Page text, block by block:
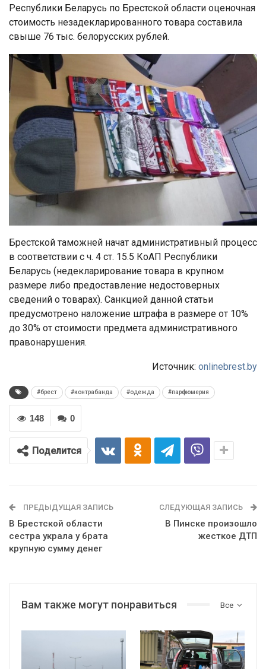
Республики Беларусь по Брестской области оценочная
стоимость незадекларированного товара составила
свыше 76 тыс. белорусских рублей.
Брестской таможней начат административный процесс
в соответствии с ч. 4 ст. 15.5 КоАП Республики
Беларусь (недекларирование товара в крупном
размере либо предоставление недостоверных
сведений о товарах). Санкцией данной статьи
предусмотрено наложение штрафа в размере от 10%
до 30% от стоимости предмета административного
правонарушения.
Источник: onlinebrest.by
#брест #контрабанда #одежда #парфюмерия
0
148
Поделится
ПРЕДЫДУЩАЯ ЗАПИСЬ
В Брестской области
сестра украла у брата
крупную сумму денег
СЛЕДУЮЩАЯ ЗАПИСЬ
В Пинске произошло
жесткое ДТП
Все
Вам также могут понравиться